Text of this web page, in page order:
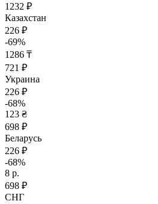
1232 ₽
Казахстан
226 ₽
-69%
1286 ₸
721 ₽
Украина
226 ₽
-68%
123 ₴
698 ₽
Беларусь
226 ₽
-68%
8 р.
698 ₽
СНГ